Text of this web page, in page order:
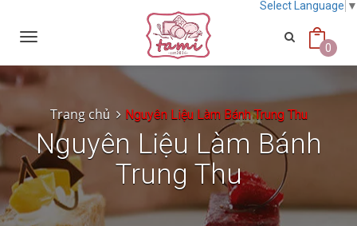
Select Language ▼
0
Toggle
Trang chủ Nguyên Liệu Làm Bánh Trung Thu
Nguyên Liệu Làm Bánh
Trung Thu